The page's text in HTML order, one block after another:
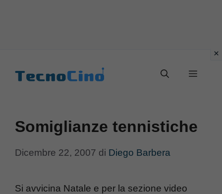
Menu
Somiglianze tennistiche
Dicembre 22, 2007 di Diego Barbera
Si avvicina Natale e per la sezione video